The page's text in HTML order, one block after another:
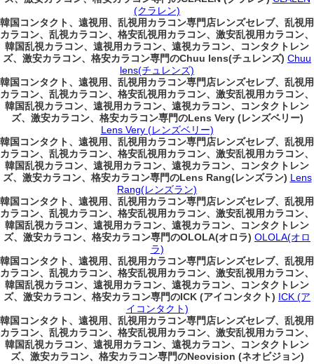
(クラレン)
韓国コンタクト、遠視用、乱視用カラコン専門店レンズセレブ、乱視用
カラコン、乱視カラコン、格安乱視用カラコン、激安乱視用カラコン、
韓国乱視カラコン、遠視用カラコン、遠視カラコン、コンタクトレン
ズ、激安カラコン、格安カラコン専門のChuu lens(チュレンズ) Chuu
lens(チュレンズ)
韓国コンタクト、遠視用、乱視用カラコン専門店レンズセレブ、乱視用
カラコン、乱視カラコン、格安乱視用カラコン、激安乱視用カラコン、
韓国乱視カラコン、遠視用カラコン、遠視カラコン、コンタクトレン
ズ、激安カラコン、格安カラコン専門のLens Very (レンズベリー)
Lens Very (レンズベリー)
韓国コンタクト、遠視用、乱視用カラコン専門店レンズセレブ、乱視用
カラコン、乱視カラコン、格安乱視用カラコン、激安乱視用カラコン、
韓国乱視カラコン、遠視用カラコン、遠視カラコン、コンタクトレン
ズ、激安カラコン、格安カラコン専門のLens Rang(レンズラン) Lens
Rang(レンズラン)
韓国コンタクト、遠視用、乱視用カラコン専門店レンズセレブ、乱視用
カラコン、乱視カラコン、格安乱視用カラコン、激安乱視用カラコン、
韓国乱視カラコン、遠視用カラコン、遠視カラコン、コンタクトレン
ズ、激安カラコン、格安カラコン専門のOLOLA(オロラ) OLOLA(オロ
ラ)
韓国コンタクト、遠視用、乱視用カラコン専門店レンズセレブ、乱視用
カラコン、乱視カラコン、格安乱視用カラコン、激安乱視用カラコン、
韓国乱視カラコン、遠視用カラコン、遠視カラコン、コンタクトレン
ズ、激安カラコン、格安カラコン専門のICK (アイコンタクト) ICK (ア
イコンタクト)
韓国コンタクト、遠視用、乱視用カラコン専門店レンズセレブ、乱視用
カラコン、乱視カラコン、格安乱視用カラコン、激安乱視用カラコン、
韓国乱視カラコン、遠視用カラコン、遠視カラコン、コンタクトレン
ズ、激安カラコン、格安カラコン専門のNeovision (ネオビジョン)